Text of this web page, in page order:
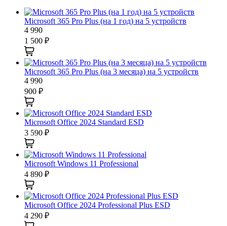
Microsoft 365 Pro Plus (на 1 год) на 5 устройств
4 990
1 500 ₽
Microsoft 365 Pro Plus (на 3 месяца) на 5 устройств
4 990
900 ₽
Microsoft Office 2024 Standard ESD
3 590 ₽
Microsoft Windows 11 Professional
4 890 ₽
Microsoft Office 2024 Professional Plus ESD
4 290 ₽